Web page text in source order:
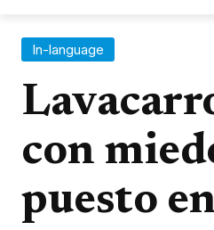
In-language
con
puesto